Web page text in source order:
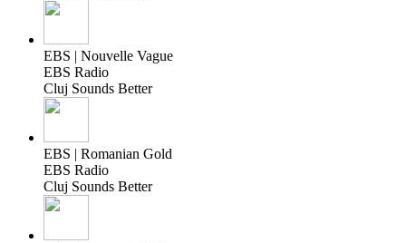
EBS | Nouvelle Vague
EBS Radio
Cluj Sounds Better
EBS | Romanian Gold
EBS Radio
Cluj Sounds Better